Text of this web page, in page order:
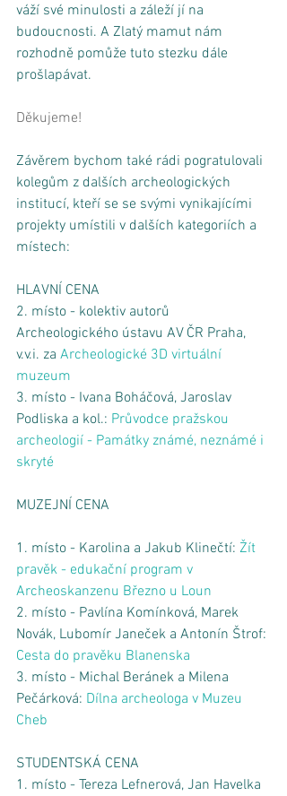
váží své minulosti a záleží jí na
budoucnosti. A Zlatý mamut nám
rozhodně pomůže tuto stezku dále
prošlapávat.
Děkujeme!
Závěrem bychom také rádi pogratulovali
kolegům z dalších archeologických
institucí, kteří se se svými vynikajícími
projekty umístili v dalších kategoriích a
místech:
HLAVNÍ CENA
2. místo - kolektiv autorů
Archeologického ústavu AV ČR Praha,
v.v.i. za Archeologické 3D virtuální
muzeum
3. místo - Ivana Boháčová, Jaroslav
Podliska a kol.: Průvodce pražskou
archeologií - Památky známé, neznámé i
skryté
MUZEJNÍ CENA
1. místo - Karolina a Jakub Klinečtí: Žít
pravěk - edukační program v
Archeoskanzenu Březno u Loun
2. místo - Pavlína Komínková, Marek
Novák, Lubomír Janeček a Antonín Štrof:
Cesta do pravěku Blanenska
3. místo - Michal Beránek a Milena
Pečárková: Dílna archeologa v Muzeu
Cheb
STUDENTSKÁ CENA
1. místo - Tereza Lefnerová, Jan Havelka